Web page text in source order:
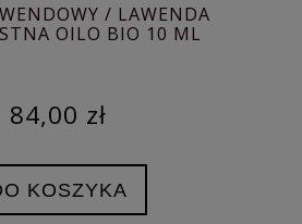
/ LAWENDA
OILO BIO 10 ML
84,00 zł
KOSZYKA